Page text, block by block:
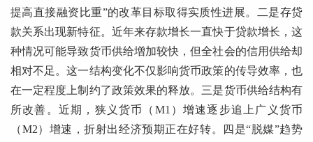
提高直接融资比重”的改革目标取得实质性进展。二是存贷
款关系出现新特征。近年来存款增长一直快于贷款增长，这
种情况可能导致货币供给增加较快，但全社会的信用供给却
相对不足。这一结构变化不仅影响货币政策的传导效率，也
在一定程度上制约了政策效果的释放。三是货币供给结构有
所改善。近期，狭义货币（M1）增速逐步追上广义货币
（M2）增速，折射出经济预期正在好转。四是“脱媒”趋势